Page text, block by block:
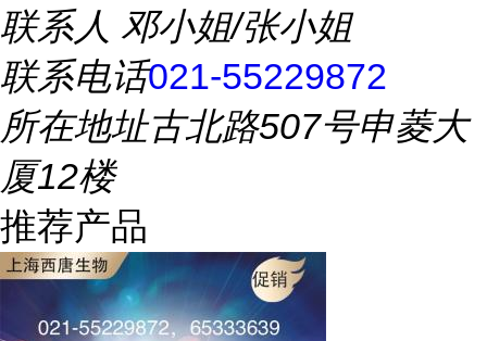
联系人 邓小姐/张小姐
联系电话021-55229872
所在地址古北路507号申菱大
厦12楼
推荐产品